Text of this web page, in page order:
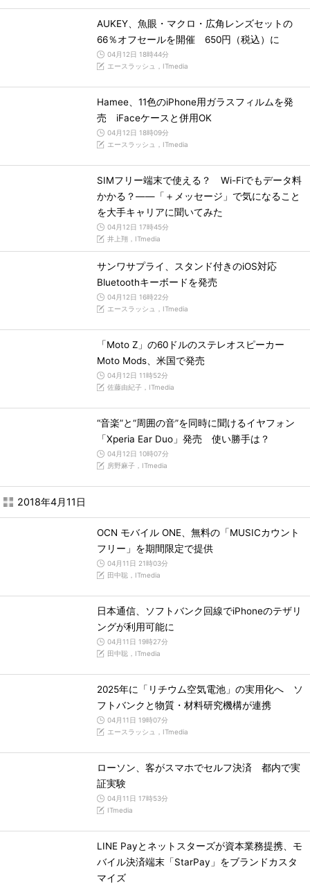
AUKEY、魚眼・マクロ・広角レンズセットの
66％オフセールを開催 650円（税込）に
04月12日 18時44分
エースラッシュ，ITmedia
Hamee、11色のiPhone用ガラスフィルムを発
売 iFaceケースと併用OK
04月12日 18時09分
エースラッシュ，ITmedia
SIMフリー端末で使える？ Wi-Fiでもデータ料
かかる？――「＋メッセージ」で気になること
を大手キャリアに聞いてみた
04月12日 17時45分
井上翔，ITmedia
サンワサプライ、スタンド付きのiOS対応
Bluetoothキーボードを発売
04月12日 16時22分
エースラッシュ，ITmedia
「Moto Z」の60ドルのステレオスピーカー
Moto Mods、米国で発売
04月12日 11時52分
佐藤由紀子，ITmedia
“音楽”と“周囲の音”を同時に聞けるイヤフォン
「Xperia Ear Duo」発売 使い勝手は？
04月12日 10時07分
房野麻子，ITmedia
2018年4月11日
OCN モバイル ONE、無料の「MUSICカウント
フリー」を期間限定で提供
04月11日 21時03分
田中聡，ITmedia
日本通信、ソフトバンク回線でiPhoneのテザリ
ングが利用可能に
04月11日 19時27分
田中聡，ITmedia
2025年に「リチウム空気電池」の実用化へ ソ
フトバンクと物質・材料研究機構が連携
04月11日 19時07分
エースラッシュ，ITmedia
ローソン、客がスマホでセルフ決済 都内で実
証実験
04月11日 17時53分
ITmedia
LINE Payとネットスターズが資本業務提携、モ
バイル決済端末「StarPay」をブランドカスタ
マイズ